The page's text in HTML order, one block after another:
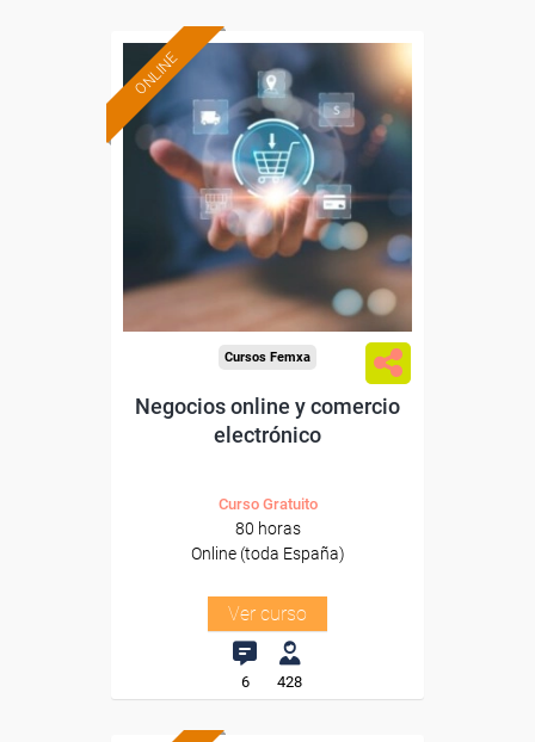
ONLINE
Formación 100%
subvencionada.
Para desempleados,
trabajadores y autónomos.
Sector
-Información, Comunicación
y Artes Gráficas.
Cursos Femxa
Negocios online y comercio
electrónico
Curso Gratuito
80 horas
Online (toda España)
Ver curso
6 428